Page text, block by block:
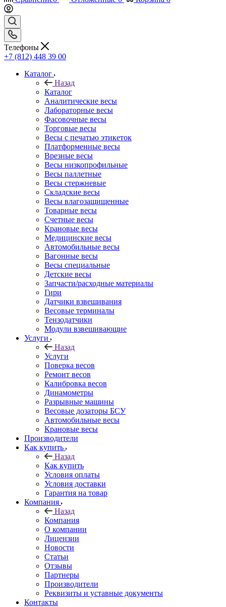
Телефоны
+7 (812) 448 39 00
Каталог
Назад
Каталог
Аналитические весы
Лабораторные весы
Фасовочные весы
Торговые весы
Весы с печатью этикеток
Платформенные весы
Врезные весы
Весы низкопрофильные
Весы паллетные
Весы стержневые
Складские весы
Весы влагозащищенные
Товарные весы
Счетные весы
Крановые весы
Медицинские весы
Автомобильные весы
Вагонные весы
Весы специальные
Детские весы
Запчасти/расходные материалы
Гири
Датчики взвешивания
Весовые терминалы
Тензодатчики
Модули взвешивающие
Услуги
Назад
Услуги
Поверка весов
Ремонт весов
Калибровка весов
Динамометры
Разрывные машины
Весовые дозаторы БСУ
Автомобильные весы
Крановые весы
Производители
Как купить
Назад
Как купить
Условия оплаты
Условия доставки
Гарантия на товар
Компания
Назад
Компания
О компании
Лицензии
Новости
Статьи
Отзывы
Партнеры
Производители
Реквизиты и уставные документы
Контакты